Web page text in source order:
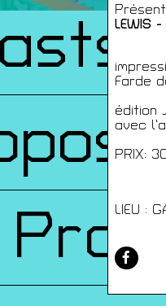
LEWIS -
Farde
édition
avec
PRIX:
LIEU :